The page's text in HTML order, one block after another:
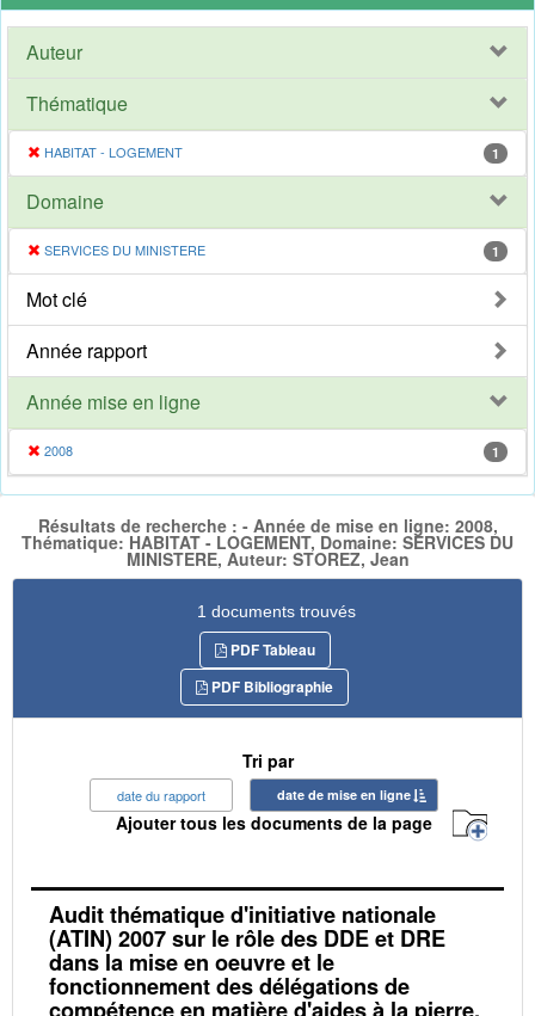
Auteur
Thématique
HABITAT - LOGEMENT 1
Domaine
SERVICES DU MINISTERE 1
Mot clé
Année rapport
Année mise en ligne
2008 1
Résultats de recherche : - Année de mise en ligne: 2008,
Thématique: HABITAT - LOGEMENT, Domaine: SERVICES DU
MINISTERE, Auteur: STOREZ, Jean
1 documents trouvés
PDF Tableau
PDF Bibliographie
Tri par
date du rapport date de mise en ligne
Ajouter tous les documents de la page
Audit thématique d'initiative nationale
(ATIN) 2007 sur le rôle des DDE et DRE
dans la mise en oeuvre et le
fonctionnement des délégations de